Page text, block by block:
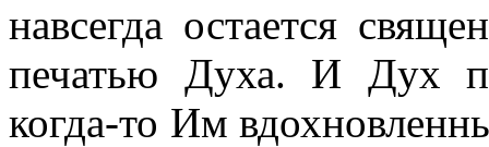
навсегда остается
печатью Духа. И Дух
когда-то Им